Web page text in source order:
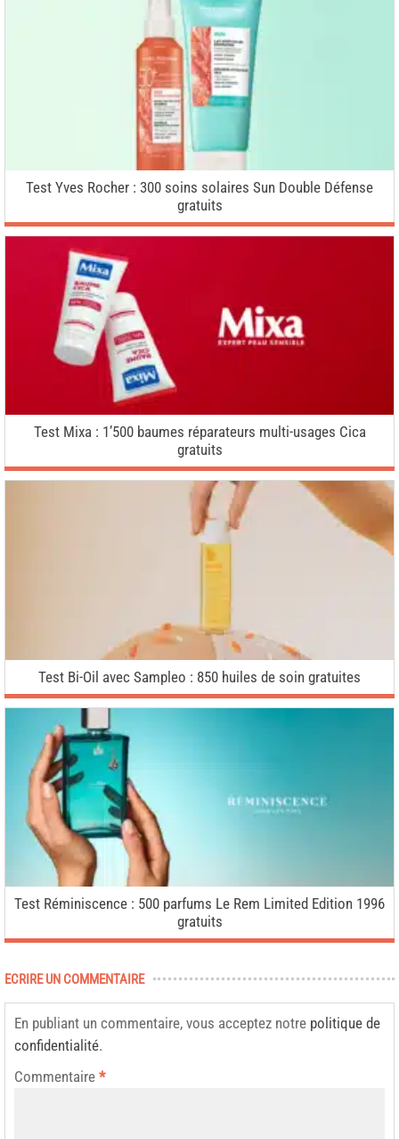
Test Yves Rocher : 300 soins solaires Sun Double Défense
gratuits
Test Mixa : 1’500 baumes réparateurs multi-usages Cica
gratuits
Test Bi-Oil avec Sampleo : 850 huiles de soin gratuites
Test Réminiscence : 500 parfums Le Rem Limited Edition 1996
gratuits
ECRIRE UN COMMENTAIRE
En publiant un commentaire, vous acceptez notre politique de
confidentialité.
Commentaire *